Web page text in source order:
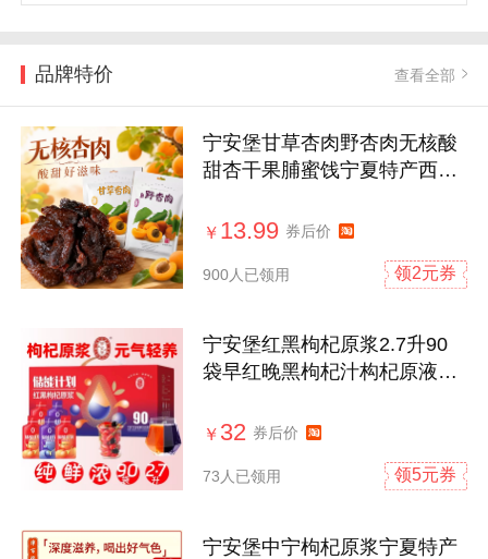
品牌特价 查看全部
宁安堡甘草杏肉野杏肉无核酸
甜杏干果脯蜜饯宁夏特产西北
￥ 13.99 券后价
900人已领用 领2元券
宁安堡红黑枸杞原浆2.7升90
袋早红晚黑枸杞汁构杞原液饮
￥ 32 券后价
73人已领用 领5元券
宁安堡中宁枸杞原浆宁夏特产